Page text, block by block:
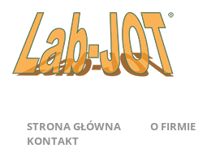
STRONA GŁÓWNA O FIRMIE
KONTAKT